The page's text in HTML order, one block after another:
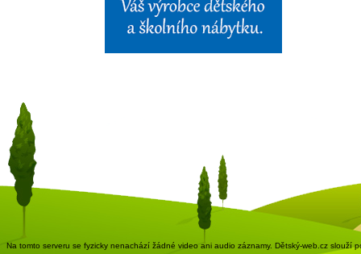
Na tomto serveru se fyzicky nenachází žádné video ani audio záznamy. Dětský-web.cz slouží